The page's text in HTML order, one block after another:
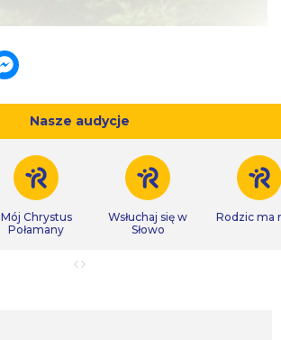
Nasze audycje
Mój Chrystus
Połamany
Wsłuchaj się w
Słowo
Rodzic ma